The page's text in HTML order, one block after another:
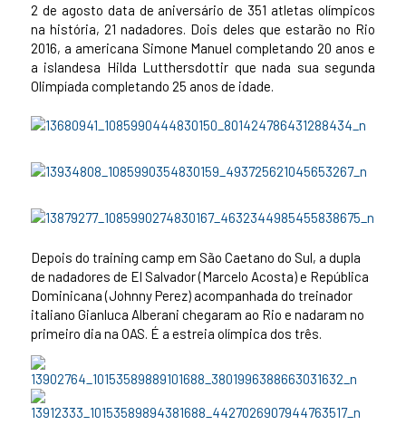
2 de agosto data de aniversário de 351 atletas olímpicos
na história, 21 nadadores. Dois deles que estarão no Rio
2016, a americana Simone Manuel completando 20 anos e
a islandesa Hilda Lutthersdottir que nada sua segunda
Olimpíada completando 25 anos de idade.
Depois do training camp em São Caetano do Sul, a dupla
de nadadores de El Salvador (Marcelo Acosta) e República
Dominicana (Johnny Perez) acompanhada do treinador
italiano Gianluca Alberani chegaram ao Rio e nadaram no
primeiro dia na OAS. É a estreia olímpica dos três.